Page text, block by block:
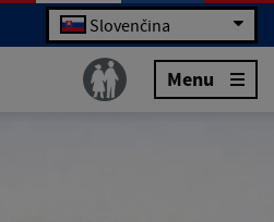
Slovenčina
Menu